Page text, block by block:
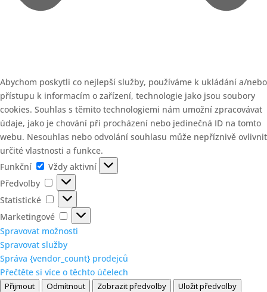
Abychom poskytli co nejlepší služby, používáme k ukládání a/nebo
přístupu k informacím o zařízení, technologie jako jsou soubory
cookies. Souhlas s těmito technologiemi nám umožní zpracovávat
údaje, jako je chování při procházení nebo jedinečná ID na tomto
webu. Nesouhlas nebo odvolání souhlasu může nepříznivě ovlivnit
určité vlastnosti a funkce.
Funkční
Funkční
Vždy aktivní
Předvolby
Předvolby
Statistické
Statistické
Marketingové
Marketingové
Spravovat možnosti
Spravovat služby
Správa {vendor_count} prodejců
Přečtěte si více o těchto účelech
Přijmout Odmítnout Zobrazit předvolby Uložit předvolby